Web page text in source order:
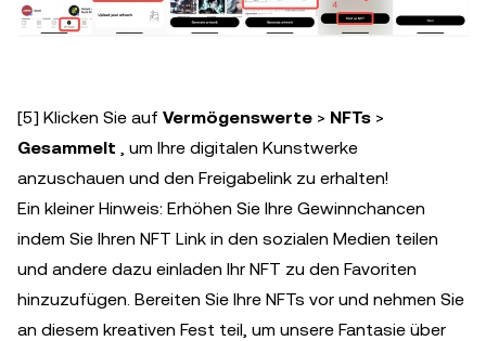
[5] Klicken Sie auf Vermögenswerte > NFTs >
Gesammelt , um Ihre digitalen Kunstwerke
anzuschauen und den Freigabelink zu erhalten!
Ein kleiner Hinweis: Erhöhen Sie Ihre Gewinnchancen
indem Sie Ihren NFT Link in den sozialen Medien teilen
und andere dazu einladen Ihr NFT zu den Favoriten
hinzuzufügen. Bereiten Sie Ihre NFTs vor und nehmen Sie
an diesem kreativen Fest teil, um unsere Fantasie über